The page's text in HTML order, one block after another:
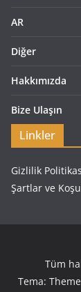
AR
Diğer
Hakkımızda
Bize Ulaşın
Linkler
Gizlilik
Şartlar ve
Tüm
Tema: